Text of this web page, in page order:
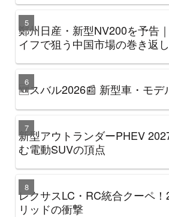
鄭州日産・新型NV200を予告
イフで狙う中国市場の巻き返し
🆕スバル2026📰 新型車・モデ
新型アウトランダーPHEV
む電動SUVの頂点
レクサスLC・RC統合クーペ
リッドの衝撃